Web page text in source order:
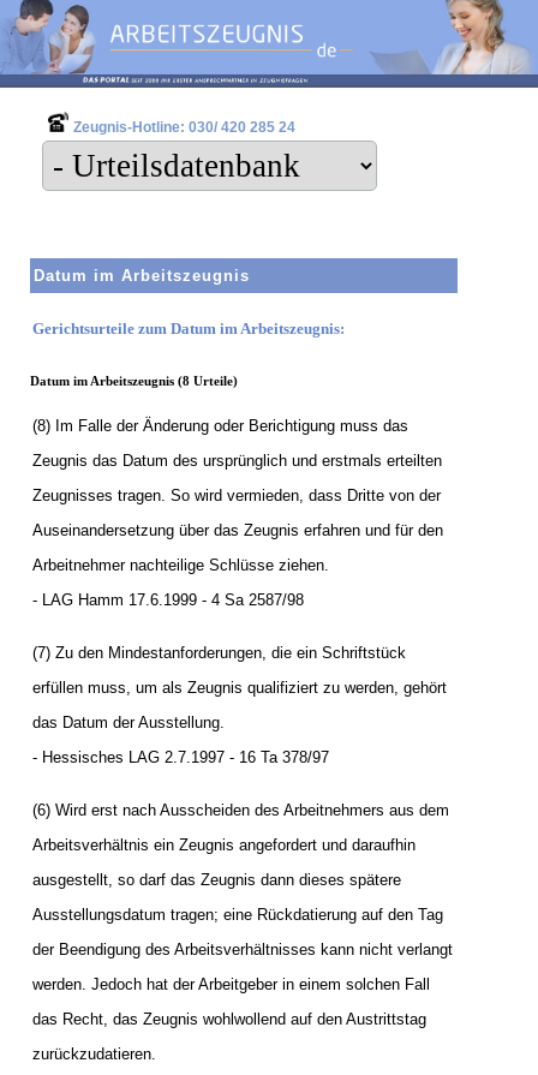
Datum im Arbeitszeugnis
Gerichtsurteile zum Datum im Arbeitszeugnis:
Datum im Arbeitszeugnis (8 Urteile)
(8) Im Falle der Änderung oder Berichtigung muss das
Zeugnis das Datum des ursprünglich und erstmals erteilten
Zeugnisses tragen. So wird vermieden, dass Dritte von der
Auseinandersetzung über das Zeugnis erfahren und für den
Arbeitnehmer nachteilige Schlüsse ziehen.
- LAG Hamm 17.6.1999 - 4 Sa 2587/98
(7) Zu den Mindestanforderungen, die ein Schriftstück
erfüllen muss, um als Zeugnis qualifiziert zu werden, gehört
das Datum der Ausstellung.
- Hessisches LAG 2.7.1997 - 16 Ta 378/97
(6) Wird erst nach Ausscheiden des Arbeitnehmers aus dem
Arbeitsverhältnis ein Zeugnis angefordert und daraufhin
ausgestellt, so darf das Zeugnis dann dieses spätere
Ausstellungsdatum tragen; eine Rückdatierung auf den Tag
der Beendigung des Arbeitsverhältnisses kann nicht verlangt
werden. Jedoch hat der Arbeitgeber in einem solchen Fall
das Recht, das Zeugnis wohlwollend auf den Austrittstag
zurückzudatieren.
Zeugnis-Hotline: 030/ 420 285 24